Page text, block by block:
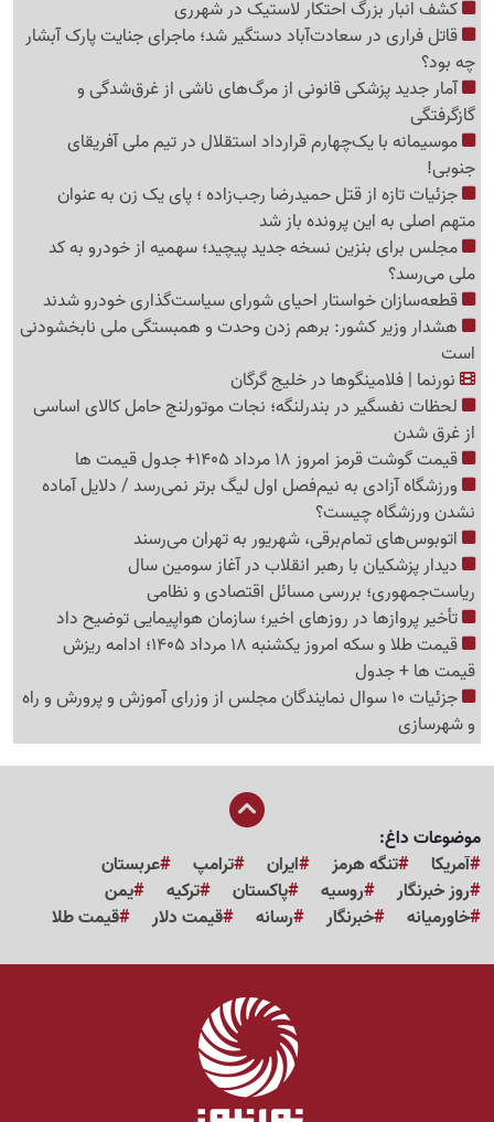
کشف انبار بزرگ احتکار لاستیک در شهرری
قاتل فراری در سعادت‌آباد دستگیر شد؛ ماجرای جنایت پارک آبشار
چه بود؟
آمار جدید پزشکی قانونی از مرگ‌های ناشی از غرق‌شدگی و
گازگرفتگی
موسیمانه با یک‌چهارم قرارداد استقلال در تیم ملی آفریقای
جنوبی!
جزئیات تازه از قتل حمیدرضا رجب‌زاده ؛ پای یک زن به عنوان
متهم اصلی به این پرونده باز شد
مجلس برای بنزین نسخه جدید پیچید؛ سهمیه از خودرو به کد
ملی می‌رسد؟
قطعه‌سازان خواستار احیای شورای سیاست‌گذاری خودرو شدند
هشدار وزیر کشور: برهم زدن وحدت و همبستگی ملی نابخشودنی
است
نورنما | فلامینگوها در خلیج گرگان
لحظات نفسگیر در بندرلنگه؛ نجات موتورلنج حامل کالای اساسی
از غرق شدن
قیمت گوشت قرمز امروز 18 مرداد 1405+ جدول قیمت ها
ورزشگاه آزادی به نیم‌فصل اول لیگ برتر نمی‌رسد / دلایل آماده
نشدن ورزشگاه چیست؟
اتوبوس‌های تمام‌برقی، شهریور به تهران می‌رسند
دیدار پزشکیان با رهبر انقلاب در آغاز سومین سال
ریاست‌جمهوری؛ بررسی مسائل اقتصادی و نظامی
تأخیر پروازها در روزهای اخیر؛ سازمان هواپیمایی توضیح داد
قیمت طلا و سکه امروز یکشنبه 18 مرداد 1405؛ ادامه ریزش
قیمت ها + جدول
جزئیات 10 سوال نمایندگان مجلس از وزرای آموزش و پرورش و راه
و شهرسازی
موضوعات داغ:
آمریکا
تنگه هرمز ایران ترامپ
عربستان
روز خبرنگار
روسیه پاکستان ترکیه
یمن
خاورمیانه
خبرنگار رسانه قیمت دلار قیمت طلا